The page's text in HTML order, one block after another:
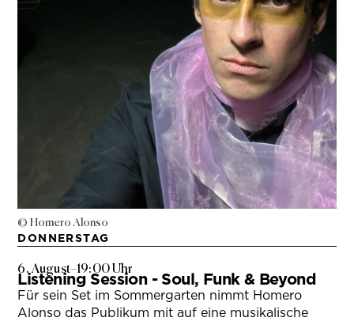
© Homero Alonso
DONNERSTAG
6. August–19:00 Uhr
Listening Session - Soul, Funk & Beyond
Für sein Set im Sommergarten nimmt Homero
Alonso das Publikum mit auf eine musikalische